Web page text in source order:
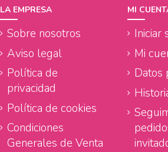
LA EMPRESA
Sobre nosotros
Aviso legal
Política de
privacidad
Política de cookies
Condiciones
Generales de Venta
MI
Iniciar
Mi
Datos